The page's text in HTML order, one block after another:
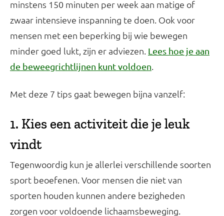
minstens 150 minuten per week aan matige of
zwaar intensieve inspanning te doen. Ook voor
mensen met een beperking bij wie bewegen
minder goed lukt, zijn er adviezen. Lees hoe je aan
de beweegrichtlijnen kunt voldoen.
Met deze 7 tips gaat bewegen bijna vanzelf:
1. Kies een activiteit die je leuk
vindt
Tegenwoordig kun je allerlei verschillende soorten
sport beoefenen. Voor mensen die niet van
sporten houden kunnen andere bezigheden
zorgen voor voldoende lichaamsbeweging.